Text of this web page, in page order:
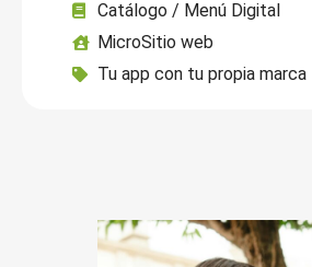
Catálogo / Menú Digital
MicroSitio web
Tu app con tu propia marca